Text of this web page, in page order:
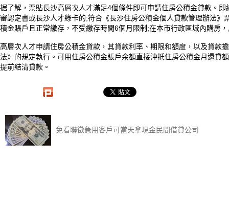
据了解，票貼長沙高層次人才滿足4個條件即可申請住房公積金貸款。
審認定書或長沙人才綠卡的;符合《長沙住房公積金個人貸款管理辦法
積金賬戶且正常繳存，不受繳存時間6個月限制;在本市行政區域內購房
高層次人才申請住房公積金貸款，其貸款利率、期限和額度，以及貸款
法》的規定執行。可用住房公積金賬戶余額直接沖抵住房公積金月還貸
提前結清貸款。
免看聯徵急用客戶可當天拿現金民間借貸公司